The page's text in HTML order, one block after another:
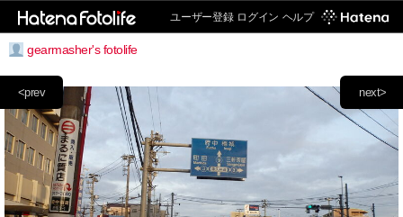
ユーザー登録 ログイン ヘルプ
gearmasher's fotolife
next>
<prev